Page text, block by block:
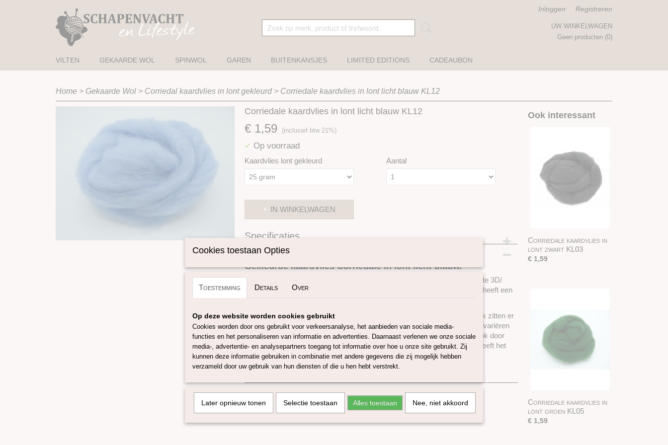
Inloggen Registreren
UW WINKELWAGEN
Geen producten (0)
VILTEN GEKAARDE WOL SPINWOL GAREN BUITENKANSJES LIMITED EDITIONS CADEAUBON
Home > Gekaarde Wol > Corriedal kaardvlies in lont gekleurd > Corriedale kaardvlies in lont licht blauw KL12
Corriedale kaardvlies in lont licht blauw KL12
€ 1,59 (inclusief btw 21%)
✓ Op voorraad
Kaardvlies lont gekleurd Aantal
IN WINKELWAGEN
Specificaties
Productcode
Omschrijving
Gekleurde kaardvlies Corriedale in lont licht-blauw.
Deze in lont getrokken gekleurde corriedale kaardvlies is perfect om mee te 3D/
naaldvilten maar ook te gebruiken bij het natvilten of te spinnen. Deze wol heeft een
micron van 29-30 micron.
De lont heeft niet altijd de zelfde dikte, dus kan per levering verschillen, ook zitten er
hier en daar wat strootjes door de wol heen. De kleuren kunnen enigszins variëren
van batch tot batch vanwege de aard van natuurlijke vezels en verfbad, ook door
beeldscherm instellingen kunnen de kleuren iets afwijken! Dit kaardvlies heeft het
Oeko-Tex label en is EN71 getest.
Deze gekaarde corriedale in lont is verkrijgbaar in porties van 25 gram.
Ook interessant
Corriedale kaardvlies in
lont zwart KL03
€ 1,59
Corriedale kaardvlies in
lont groen KL05
€ 1,59
Cookies toestaan Opties
Toestemming Details Over
Op deze website worden cookies gebruikt
Cookies worden door ons gebruikt voor verkeersanalyse, het aanbieden van sociale media-
functies en het personaliseren van informatie en advertenties. Daarnaast verlenen we onze sociale
media-, advertentie- en analysepartners toegang tot informatie over hoe u onze site gebruikt. Zij
kunnen deze informatie gebruiken in combinatie met andere gegevens die zij mogelijk hebben
verzameld door uw gebruik van hun diensten of die u hen hebt verstrekt.
Later opnieuw tonen Selectie toestaan Alles toestaan Nee, niet akkoord